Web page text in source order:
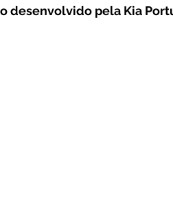
desenvolvido pela Kia